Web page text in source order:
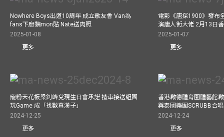
Nowhere Boys出道10周年 成立歌友會 Van為
fans下廚黐mon貼 Nate送肉照
2025-01-08
更多
電影《唐探1900》發布
演唐人街大佬 2月13日
2025-01-07
更多
寵粉天花板梁釗峰兌現生日會承諾 揸車接送組團
玩Game 成「找數真漢子」
2024-12-25
更多
香港啟德體育園體藝館
與泰國樂團SCRUBB合
2024-12-24
更多